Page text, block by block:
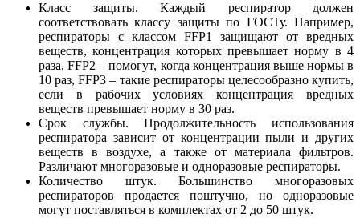
Класс защиты. Каждый респиратор должен
соответствовать классу защиты по ГОСТу. Например,
респираторы с классом FFP1 защищают от вредных
веществ, концентрация которых превышает норму в 4
раза, FFP2 – помогут, когда концентрация выше нормы в
10 раз, FFP3 – такие респираторы целесообразно купить,
если в рабочих условиях концентрация вредных
веществ превышает норму в 30 раз.
Срок службы. Продолжительность использования
респиратора зависит от концентрации пыли и других
веществ в воздухе, а также от материала фильтров.
Различают многоразовые и одноразовые респираторы.
Количество штук. Большинство многоразовых
респираторов продается поштучно, но одноразовые
могут поставляться в комплектах от 2 до 50 штук.